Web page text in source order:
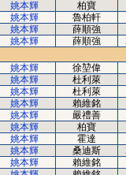
姚本輝 柏寶
姚本輝 魯柏軒
姚本輝 薛順強
姚本輝 薛順強
姚本輝 徐堃偉
姚本輝 杜利萊
姚本輝 杜利萊
姚本輝 賴維銘
姚本輝 嚴禮善
姚本輝 柏寶
姚本輝 霍達
姚本輝 桑迪斯
姚本輝 賴維銘